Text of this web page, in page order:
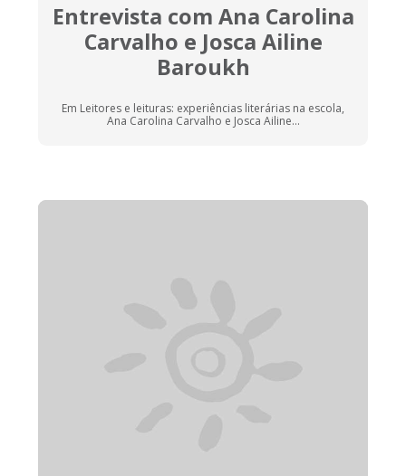
Entrevista com Ana Carolina
Carvalho e Josca Ailine
Baroukh
Em Leitores e leituras: experiências literárias na escola,
Ana Carolina Carvalho e Josca Ailine...